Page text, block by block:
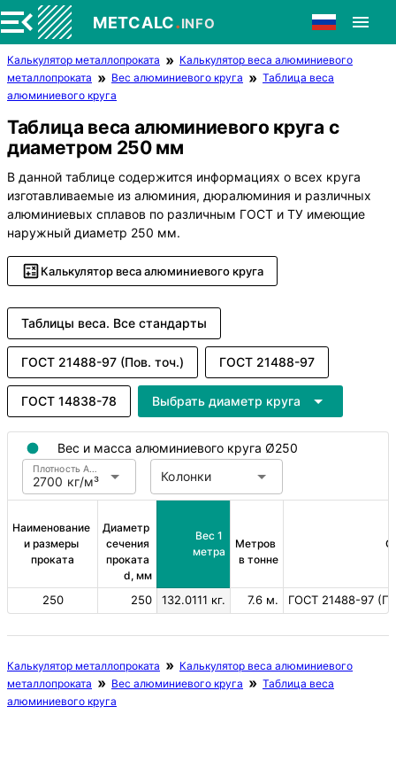
METCALC.INFO
Калькулятор металлопроката
Калькулятор веса алюминиевого
металлопроката
Вес алюминиевого круга
Таблица веса
алюминиевого круга
Таблица веса алюминиевого круга с
диаметром 250 мм
В данной таблице содержится информациях о всех круга
изготавливаемые из алюминия, дюралюминия и различных
алюминиевых сплавов по различным ГОСТ и ТУ имеющие
наружный диаметр 250 мм.
Калькулятор веса алюминиевого круга
Таблицы веса. Все стандарты
ГОСТ 21488-97 (Пов. точ.) ГОСТ 21488-97
ГОСТ 14838-78 Выбрать диаметр круга
Вес и масса алюминиевого круга Ø250
2700 кг/м³
Плотность Алюминий Колонки
Наименование
и размеры
проката
Диаметр
сечения
проката
d, мм
Вес 1
метра
Метров
в тонне
250 250 132.0111 кг. 7.6 м. ГОСТ 21488-97
Калькулятор металлопроката
Калькулятор веса алюминиевого
металлопроката
Вес алюминиевого круга
Таблица веса
алюминиевого круга